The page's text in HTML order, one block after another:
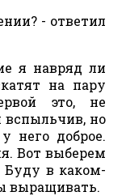
- ответил
я навряд ли
на пару
это, не
вспыльчив, но
него доброе.
Вот выберем
Буду в каком-
выращивать.